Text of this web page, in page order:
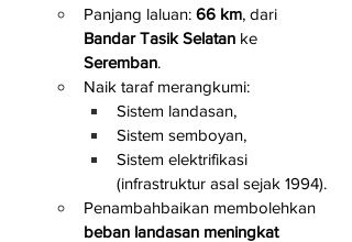
Panjang laluan: 66 km, dari
Bandar Tasik Selatan ke
Seremban.
Naik taraf merangkumi:
Sistem landasan,
Sistem semboyan,
Sistem elektrifikasi
(infrastruktur asal sejak 1994).
Penambahbaikan membolehkan
beban landasan meningkat